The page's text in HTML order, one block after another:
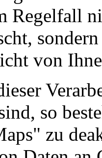
Regelfall
von
so
zu